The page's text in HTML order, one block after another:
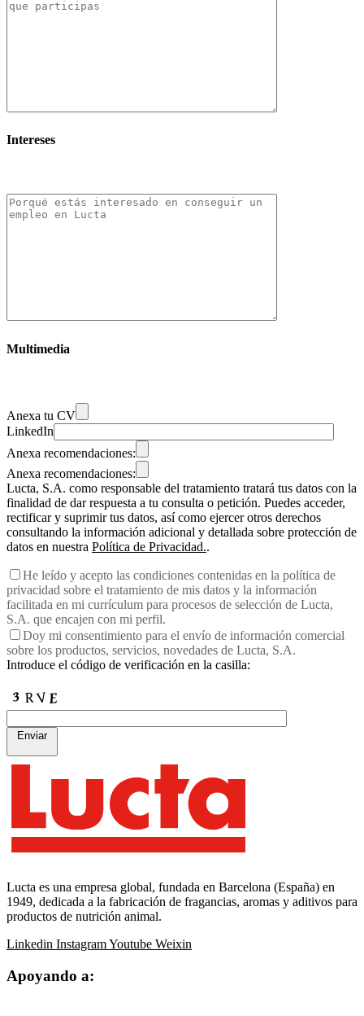
Intereses
Multimedia
Anexa tu CV
LinkedIn
Anexa recomendaciones:
Anexa recomendaciones:
Lucta, S.A. como responsable del tratamiento tratará tus datos con la
finalidad de dar respuesta a tu consulta o petición. Puedes acceder,
rectificar y suprimir tus datos, así como ejercer otros derechos
consultando la información adicional y detallada sobre protección de
datos en nuestra Política de Privacidad..
He leído y acepto las condiciones contenidas en la política de
privacidad sobre el tratamiento de mis datos y la información
facilitada en mi currículum para procesos de selección de Lucta,
S.A. que encajen con mi perfil.
Doy mi consentimiento para el envío de información comercial
sobre los productos, servicios, novedades de Lucta, S.A.
Introduce el código de verificación en la casilla:
Enviar
Lucta es una empresa global, fundada en Barcelona (España) en
1949, dedicada a la fabricación de fragancias, aromas y aditivos para
productos de nutrición animal.
Linkedin InstagramYoutube Weixin
Apoyando a: